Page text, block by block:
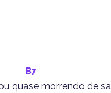
B7
quase morrendo de